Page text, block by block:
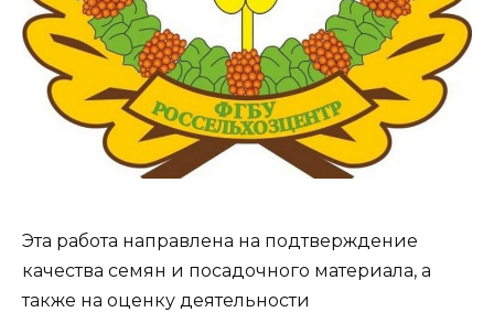
Эта работа направлена на подтверждение
качества семян и посадочного материала, а
также на оценку деятельности